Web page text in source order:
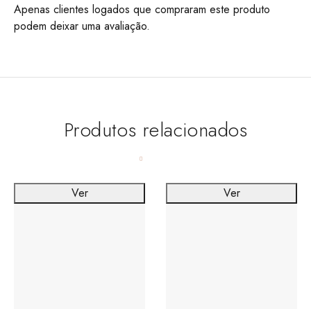
Apenas clientes logados que compraram este produto
podem deixar uma avaliação.
Produtos relacionados
Ver Ver